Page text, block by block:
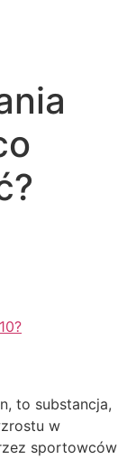
to substancja,
w
sportowców